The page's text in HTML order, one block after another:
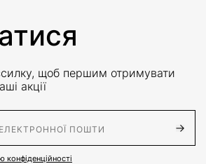
щоб першим отримувати
акції
конфіденційності